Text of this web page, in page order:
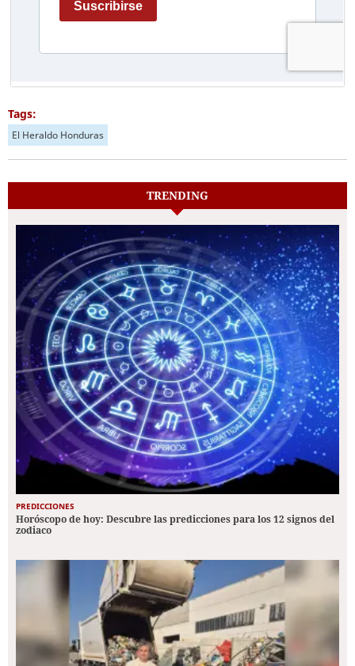
Tags:
El Heraldo Honduras
TRENDING
PREDICCIONES
Horóscopo de hoy: Descubre las predicciones para los 12 signos del
zodiaco